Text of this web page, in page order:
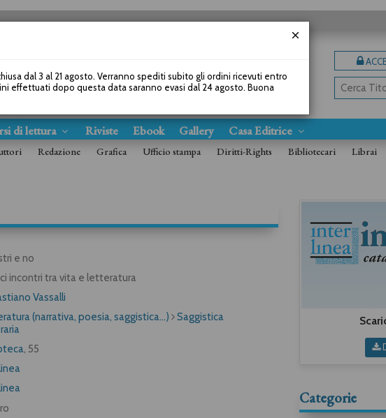
di lettura Riviste Ebook Gallery Casa Editrice
Redazione Grafica Ufficio stampa Diritti-Rights Bibliotecari Librai
e no
incontri tra vita e letteratura
Vassalli
(narrativa, poesia, saggistica...)
Saggistica
, 55
Categorie
dal 3 al 21 agosto. Verranno spediti subito gli ordini ricevuti entro
effettuati dopo questa data saranno evasi dal 24 agosto. Buona